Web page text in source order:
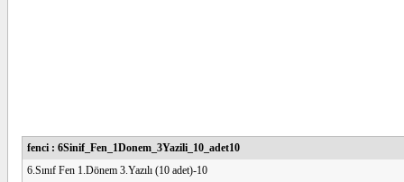
fenci : 6Sinif_Fen_1Donem_3Yazili_10_adet10
6.Sınıf Fen 1.Dönem 3.Yazılı (10 adet)-10